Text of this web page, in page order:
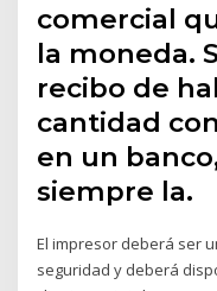
comercial
la moneda.
recibo de
cantidad
en un
siempre la.
El impresor deberá ser
seguridad y deberá